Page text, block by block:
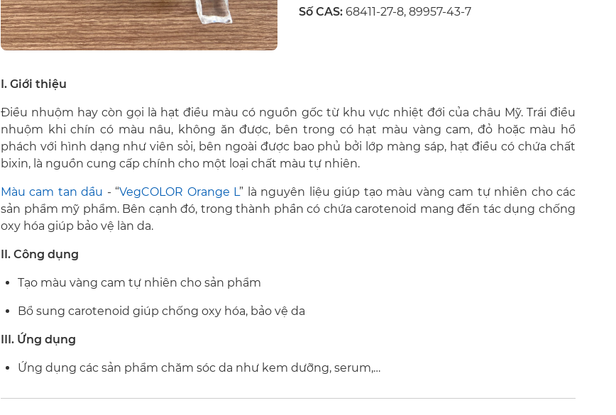
Số CAS: 68411-27-8, 89957-43-7
I. Giới thiệu
Điều nhuộm hay còn gọi là hạt điều màu có nguồn gốc từ khu vực nhiệt đới của châu Mỹ. Trái điều
nhuộm khi chín có màu nâu, không ăn được, bên trong có hạt màu vàng cam, đỏ hoặc màu hổ
phách với hình dạng như viên sỏi, bên ngoài được bao phủ bởi lớp màng sáp, hạt điều có chứa chất
bixin, là nguồn cung cấp chính cho một loại chất màu tự nhiên.
Màu cam tan dầu - “VegCOLOR Orange L” là nguyên liệu giúp tạo màu vàng cam tự nhiên cho các
sản phẩm mỹ phẩm. Bên cạnh đó, trong thành phần có chứa carotenoid mang đến tác dụng chống
oxy hóa giúp bảo vệ làn da.
II. Công dụng
Tạo màu vàng cam tự nhiên cho sản phẩm
Bổ sung carotenoid giúp chống oxy hóa, bảo vệ da
III. Ứng dụng
Ứng dụng các sản phẩm chăm sóc da như kem dưỡng, serum,…